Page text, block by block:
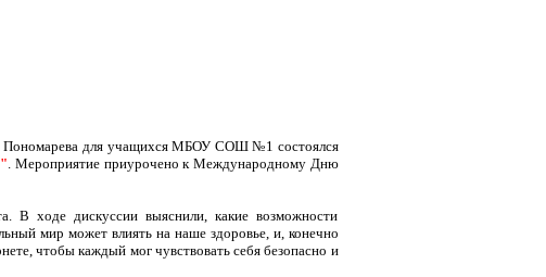
Пономарева для учащихся МБОУ СОШ №1 состоялся
. Мероприятие приурочено к Международному Дню
В ходе дискуссии выяснили, какие возможности
мир может влиять на наше здоровье, и, конечно
чтобы каждый мог чувствовать себя безопасно и